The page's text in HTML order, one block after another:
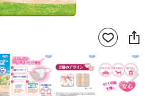
お気
に入
登録
SNS
に
ェ
ア
Next